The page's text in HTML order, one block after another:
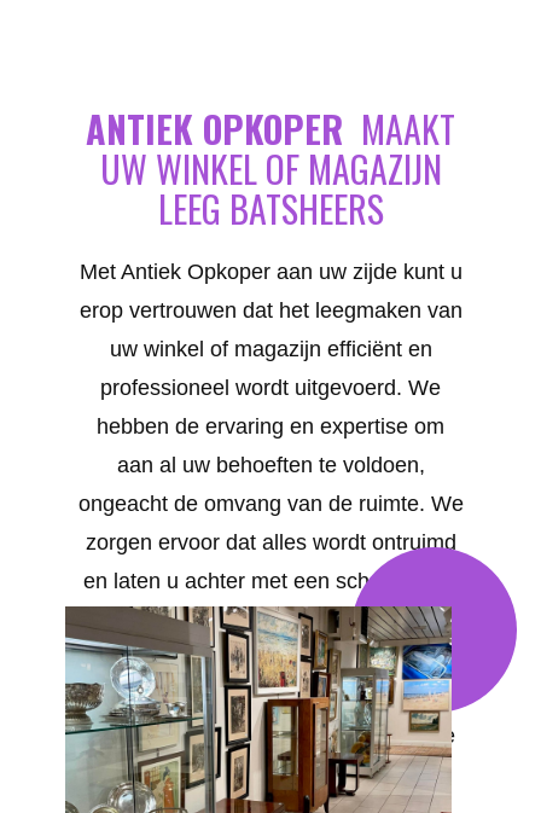
ANTIEK OPKOPER MAAKT
UW WINKEL OF MAGAZIJN
LEEG BATSHEERS
Met Antiek Opkoper aan uw zijde kunt u
erop vertrouwen dat het leegmaken van
uw winkel of magazijn efficiënt en
professioneel wordt uitgevoerd. We
hebben de ervaring en expertise om
aan al uw behoeften te voldoen,
ongeacht de omvang van de ruimte. We
zorgen ervoor dat alles wordt ontruimd
en laten u achter met een schone, lege
ruimte die aan uw verwachtingen
voldoet. Uw tevredenheid staat bij ons
voorop. We bieden op maat gemaakte
oplossingen en garanderen een snelle
service in Batsheers .